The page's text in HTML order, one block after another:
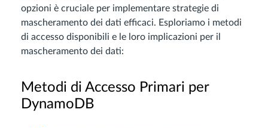
opzioni è cruciale per implementare strategie di
mascheramento dei dati efficaci. Esploriamo i metodi
di accesso disponibili e le loro implicazioni per il
mascheramento dei dati:
Metodi di Accesso Primari per
DynamoDB